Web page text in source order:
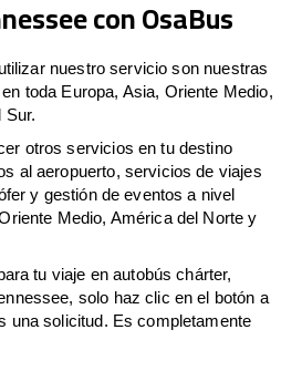
con OsaBus
nuestro servicio son nuestras
toda Europa, Asia, Oriente Medio,
Sur.
otros servicios en tu destino
al aeropuerto, servicios de viajes
y gestión de eventos a nivel
Medio, América del Norte y
tu viaje en autobús chárter,
solo haz clic en el botón a
una solicitud. Es completamente